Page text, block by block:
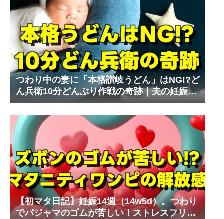
つわり中の妻に「本格讃岐うどん」はNG!?ど
ん兵衛10分どんぶり作戦の奇跡｜夫の妊娠体
験記⑧
【初マタ日記】妊娠14週（14w5d）。つわり
でパジャマのゴムが苦しい！ストレスフリー